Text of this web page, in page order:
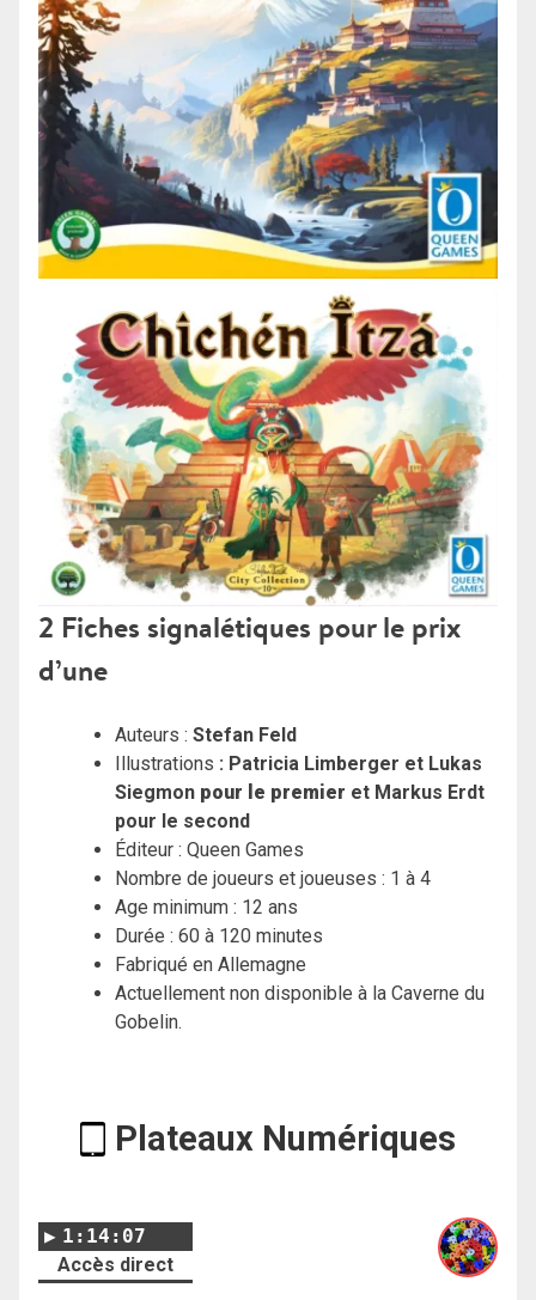
2 Fiches signalétiques pour le prix
d’une
Auteurs : Stefan Feld
Illustrations : Patricia Limberger et Lukas
Siegmon pour le premier et Markus Erdt
pour le second
Éditeur : Queen Games
Nombre de joueurs et joueuses : 1 à 4
Age minimum : 12 ans
Durée : 60 à 120 minutes
Fabriqué en Allemagne
Actuellement non disponible à la Caverne du
Gobelin.
Plateaux Numériques
1:14:07
Accès direct